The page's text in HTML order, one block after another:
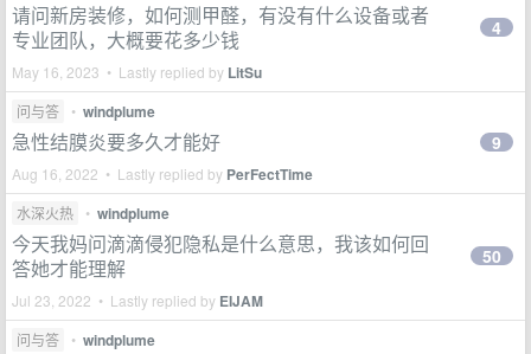
请问新房装修，如何测甲醛，有没有什么设备或者
专业团队，大概要花多少钱
May 16, 2023 • Lastly replied by LitSu
4
问与答 • windplume
急性结膜炎要多久才能好
Aug 16, 2022 • Lastly replied by PerFectTime
9
水深火热 • windplume
今天我妈问滴滴侵犯隐私是什么意思，我该如何回
答她才能理解
Jul 23, 2022 • Lastly replied by EIJAM
50
问与答 • windplume